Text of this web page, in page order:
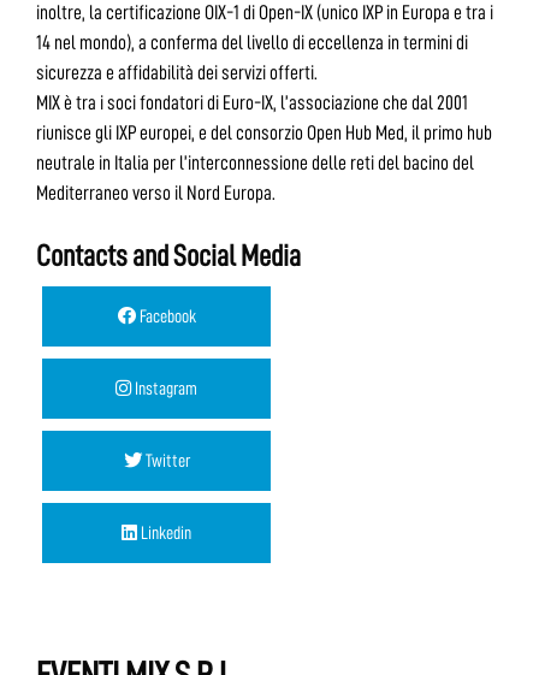
inoltre, la certificazione OIX-1 di Open-IX (unico IXP in Europa e tra i
14 nel mondo), a conferma del livello di eccellenza in termini di
sicurezza e affidabilità dei servizi offerti.
MIX è tra i soci fondatori di Euro-IX, l’associazione che dal 2001
riunisce gli IXP europei, e del consorzio Open Hub Med, il primo hub
neutrale in Italia per l’interconnessione delle reti del bacino del
Mediterraneo verso il Nord Europa.
Contacts and Social Media
Facebook
Instagram
Twitter
Linkedin